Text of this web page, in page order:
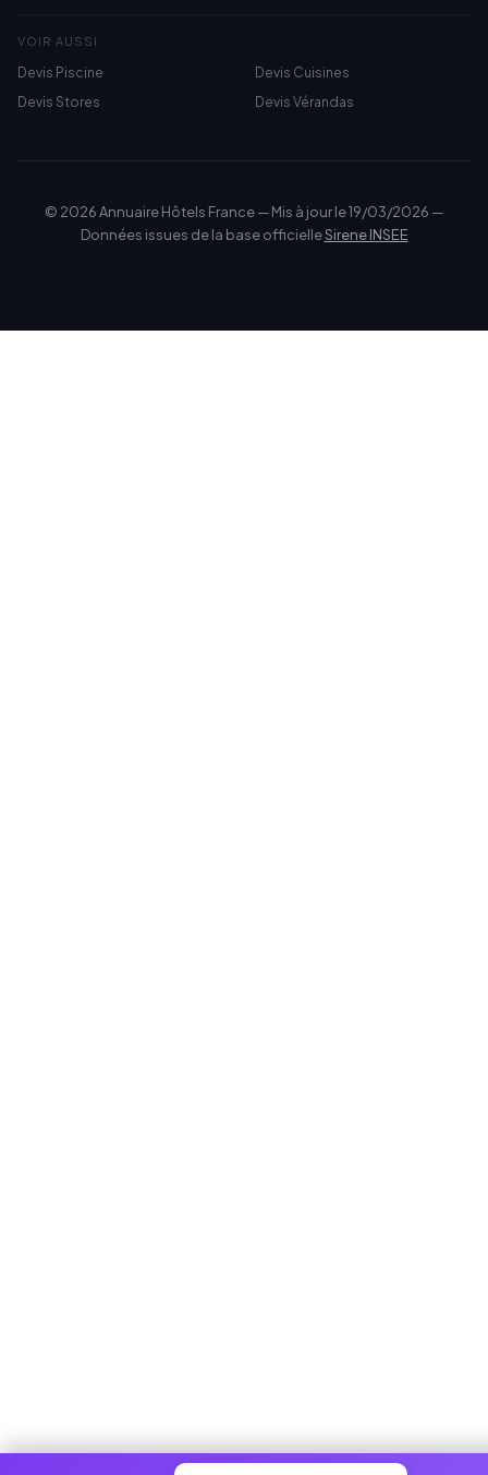
VOIR AUSSI
Devis Piscine
Devis Cuisines
Devis Stores
Devis Vérandas
© 2026 Annuaire Hôtels France — Mis à jour le 19/03/2026 —
Données issues de la base officielleSirene INSEE